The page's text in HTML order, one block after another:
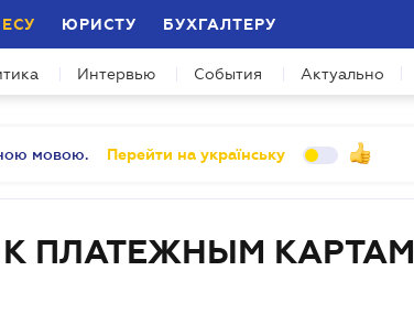
ЮРИСТУ БУХГАЛТЕРУ
Интервью События Актуально
мовою. Перейти на українську
ПЛАТЕЖНЫМ КАРТАМ